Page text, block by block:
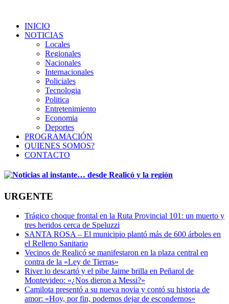
INICIO
NOTICIAS
Locales
Regionales
Nacionales
Internacionales
Policiales
Tecnologia
Politica
Entretenimiento
Economia
Deportes
PROGRAMACIÓN
QUIENES SOMOS?
CONTACTO
URGENTE
Trágico choque frontal en la Ruta Provincial 101: un muerto y
tres heridos cerca de Speluzzi
SANTA ROSA – El municipio plantó más de 600 árboles en
el Relleno Sanitario
Vecinos de Realicó se manifestaron en la plaza central en
contra de la «Ley de Tierras»
River lo descartó y el pibe Jaime brilla en Peñarol de
Montevideo: «¿Nos dieron a Messi?»
Camilota presentó a su nueva novia y contó su historia de
amor: «Hoy, por fin, podemos dejar de escondernos»